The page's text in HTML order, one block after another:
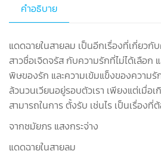
คำอธิบาย
แดดฉายในสายลม เป็นอีกเรื่องที่เกี่ยว
สาวชื่อเจิดจรัส กับความรักที่ไม่ได้เลือก
พิษของรัก และความเข้มแข็งของความรั
ล้วนวนเวียนอยู่รอบตัวเรา เพียงแต่เมื่อเ
สามารถในการ ตั้งรับ เช่นไร เป็นเรื่อ
จากชมัยภร แสงกระจ่าง
แดดฉายในสายลม